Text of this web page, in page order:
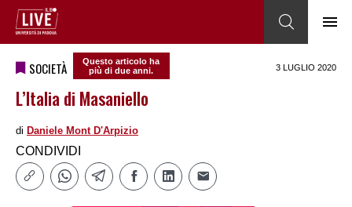
SOCIETÀ
Questo articolo ha
più di due anni.
3 LUGLIO 2020
L’Italia di Masaniello
di Daniele Mont D'Arpizio
CONDIVIDI